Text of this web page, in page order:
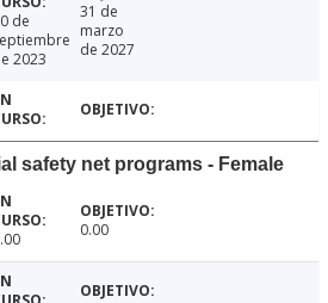
de
2023
31 de
marzo
de 2027
safety net programs - Female
0.00